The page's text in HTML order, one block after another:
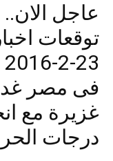
عاجل الان..
توقعات
فى مصر غدا
غزيرة مع
درجات